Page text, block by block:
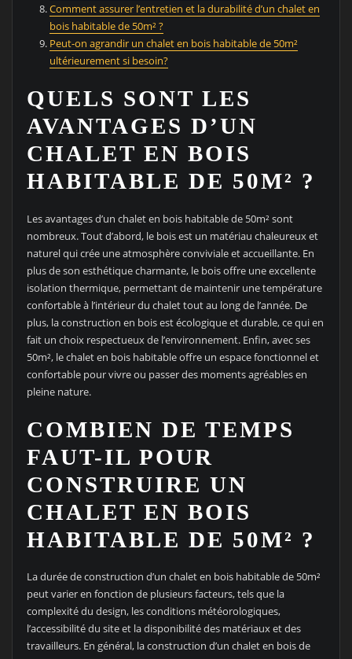
Comment assurer l’entretien et la durabilité d’un chalet en
bois habitable de 50m² ?
Peut-on agrandir un chalet en bois habitable de 50m²
ultérieurement si besoin?
QUELS SONT LES
AVANTAGES D’UN
CHALET EN BOIS
HABITABLE DE 50M² ?
Les avantages d’un chalet en bois habitable de 50m² sont
nombreux. Tout d’abord, le bois est un matériau chaleureux et
naturel qui crée une atmosphère conviviale et accueillante. En
plus de son esthétique charmante, le bois offre une excellente
isolation thermique, permettant de maintenir une température
confortable à l’intérieur du chalet tout au long de l’année. De
plus, la construction en bois est écologique et durable, ce qui en
fait un choix respectueux de l’environnement. Enfin, avec ses
50m², le chalet en bois habitable offre un espace fonctionnel et
confortable pour vivre ou passer des moments agréables en
pleine nature.
COMBIEN DE TEMPS
FAUT-IL POUR
CONSTRUIRE UN
CHALET EN BOIS
HABITABLE DE 50M² ?
La durée de construction d’un chalet en bois habitable de 50m²
peut varier en fonction de plusieurs facteurs, tels que la
complexité du design, les conditions météorologiques,
l’accessibilité du site et la disponibilité des matériaux et des
travailleurs. En général, la construction d’un chalet en bois de